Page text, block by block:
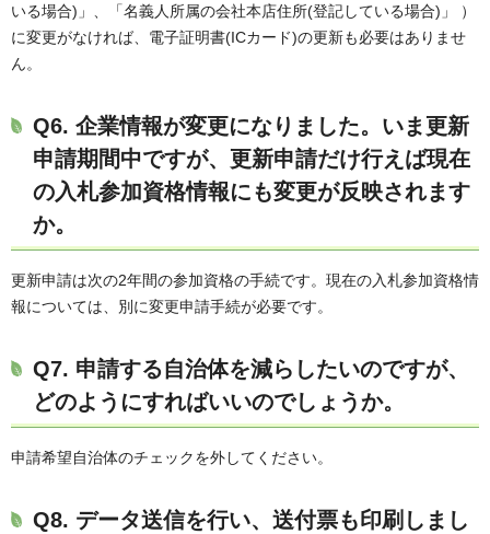
いる場合)」、「名義人所属の会社本店住所(登記している場合)」 ）
に変更がなければ、電子証明書(ICカード)の更新も必要はありませ
ん。
Q6. 企業情報が変更になりました。いま更新
申請期間中ですが、更新申請だけ行えば現在
の入札参加資格情報にも変更が反映されます
か。
更新申請は次の2年間の参加資格の手続です。現在の入札参加資格情
報については、別に変更申請手続が必要です。
Q7. 申請する自治体を減らしたいのですが、
どのようにすればいいのでしょうか。
申請希望自治体のチェックを外してください。
Q8. データ送信を行い、送付票も印刷しまし